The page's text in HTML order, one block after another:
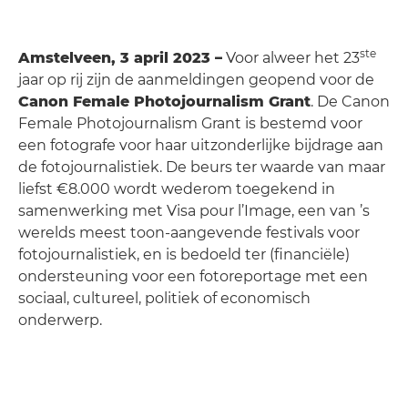
Amstelveen, 3 april 2023 – Voor alweer het 23ste
jaar op rij zijn de aanmeldingen geopend voor de
Canon Female Photojournalism Grant. De Canon
Female Photojournalism Grant is bestemd voor
een fotografe voor haar uitzonderlijke bijdrage aan
de fotojournalistiek. De beurs ter waarde van maar
liefst €8.000 wordt wederom toegekend in
samenwerking met Visa pour l’Image, een van ’s
werelds meest toon-aangevende festivals voor
fotojournalistiek, en is bedoeld ter (financiële)
ondersteuning voor een fotoreportage met een
sociaal, cultureel, politiek of economisch
onderwerp.